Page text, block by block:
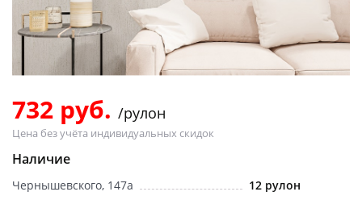
732 руб. /рулон
Цена без учёта индивидуальных скидок
Наличие
Чернышевского, 147а 12 рулон
Оплачивайте сегодня только
25% картой любого банка
Получайте товар
выбранный способом
Оставшиеся
по25%каждые 2 недели